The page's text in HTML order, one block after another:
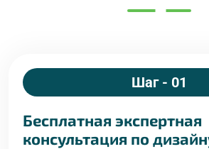
Подробности
Шаг - 01
Бесплатная экспертная
консультация по